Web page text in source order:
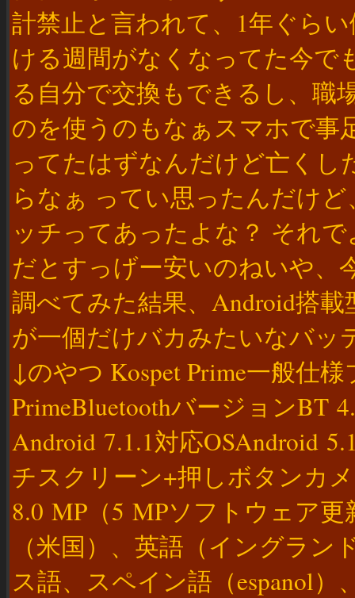
計禁止と言われて、1年ぐら
ける週間がなくなってた今で
る自分で交換もできるし、職
のを使うのもなぁスマホで事
ってたはずなんだけど亡く
らなぁ ってい思ったんだけ
ッチってあったよな？ それ
だとすっげー安いのねいや、
調べてみた結果、Android搭
が一個だけバカみたいなバッ
↓のやつ Kospet Prime一般仕
PrimeBluetoothバージョンBT
Android 7.1.1対応OSAndroid
チスクリーン+押しボタンカ
8.0 MP（5 MPソフトウェア
（米国）、英語（イングラ
ス語、スペイン語（espanol